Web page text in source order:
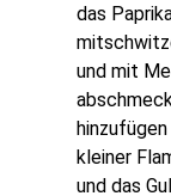
das
und mit
kleiner
und das